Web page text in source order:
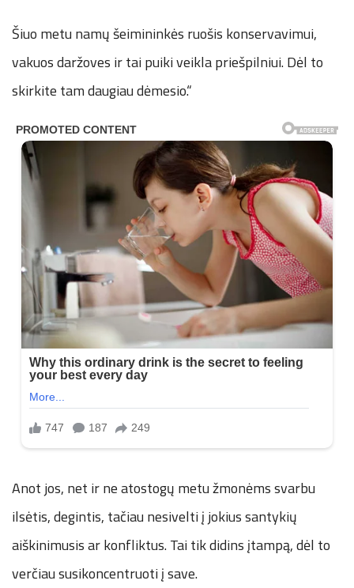
Šiuo metu namų šeimininkės ruošis konservavimui,
vakuos daržoves ir tai puiki veikla priešpilniui. Dėl to
skirkite tam daugiau dėmesio.“
Anot jos, net ir ne atostogų metu žmonėms svarbu
ilsėtis, degintis, tačiau nesivelti į jokius santykių
aiškinimusis ar konfliktus. Tai tik didins įtampą, dėl to
verčiau susikoncentruoti į save.